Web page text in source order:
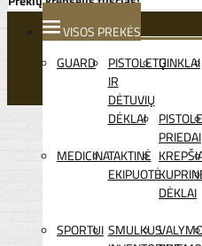
VISOS PREKĖS
GUARD
PISTOLETŲ
IR
DĖTUVIŲ
DĖKLAI
GINKLAI
PRIEDAI
MEDICINATAKTINĖ
EKIPUOTĖ
DĖKLAI
SPORTUI SMULKUS